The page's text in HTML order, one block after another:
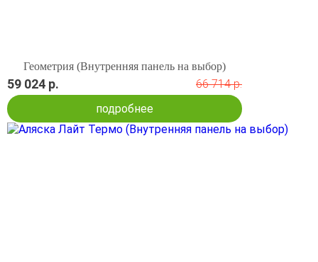
Геометрия (Внутренняя панель на выбор)
59 024 р.
66 714 р.
подробнее